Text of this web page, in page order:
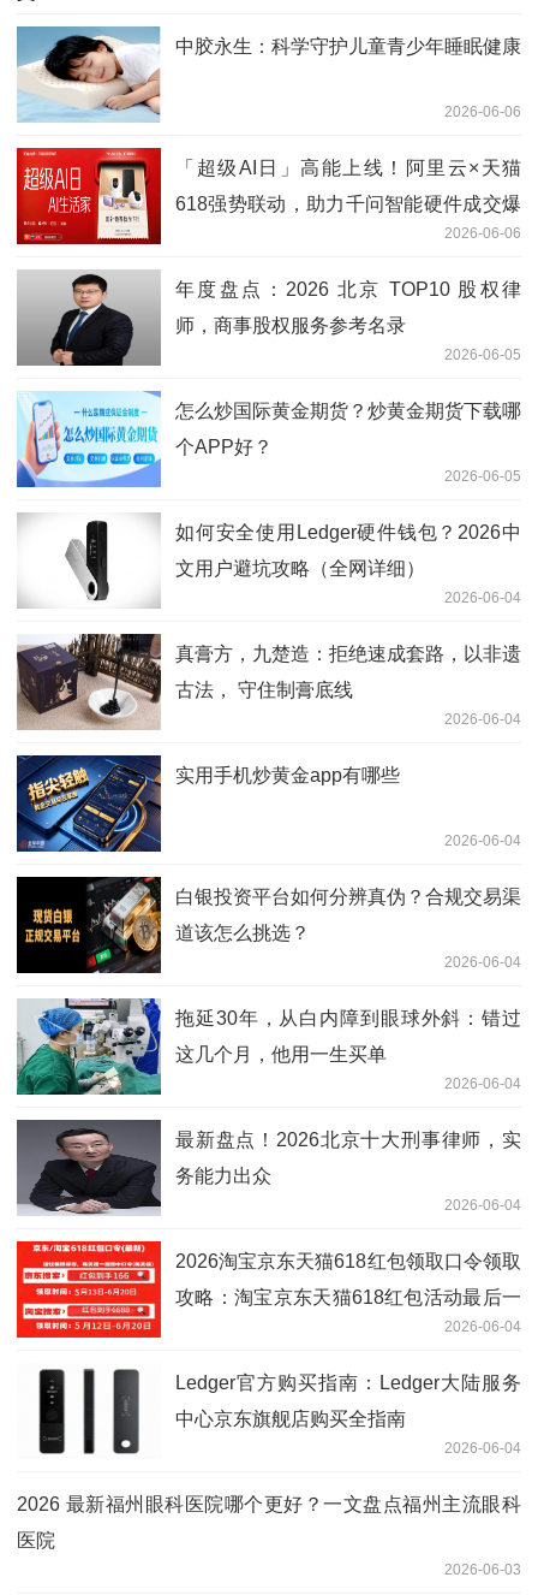
中胶永生：科学守护儿童青少年睡眠健康
2026-06-06
「超级AI日」高能上线！阿里云×天猫
618强势联动，助力千问智能硬件成交爆
2026-06-06
年度盘点：2026 北京 TOP10 股权律
师，商事股权服务参考名录
2026-06-05
怎么炒国际黄金期货？炒黄金期货下载哪
个APP好？
2026-06-05
如何安全使用Ledger硬件钱包？2026中
文用户避坑攻略（全网详细）
2026-06-04
真膏方，九楚造：拒绝速成套路，以非遗
古法， 守住制膏底线
2026-06-04
实用手机炒黄金app有哪些
2026-06-04
白银投资平台如何分辨真伪？合规交易渠
道该怎么挑选？
2026-06-04
拖延30年，从白内障到眼球外斜：错过
这几个月，他用一生买单
2026-06-04
最新盘点！2026北京十大刑事律师，实
务能力出众
2026-06-04
2026淘宝京东天猫618红包领取口令领取
攻略：淘宝京东天猫618红包活动最后一
2026-06-04
Ledger官方购买指南：Ledger大陆服务
中心京东旗舰店购买全指南
2026-06-04
2026 最新福州眼科医院哪个更好？一文盘点福州主流眼科
医院
2026-06-03